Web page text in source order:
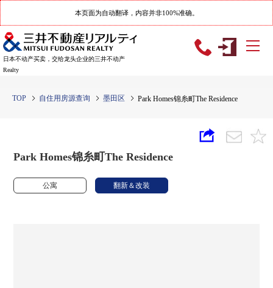
本页面为自动翻译，内容并非100%准确。
日本不动产买卖，交给龙头企业的三井不动产
Realty
TOP 自住用房源查询 墨田区 Park Homes锦糸町The Residence
Park Homes锦糸町The Residence
公寓 翻新＆改装